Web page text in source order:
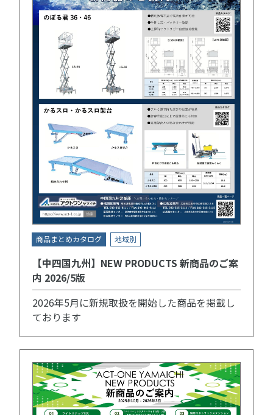
商品まとめカタログ 地域別
【中四国九州】NEW PRODUCTS 新商品のご案
内 2026/5版
2026年5月に新規取扱を開始した商品を掲載し
ております